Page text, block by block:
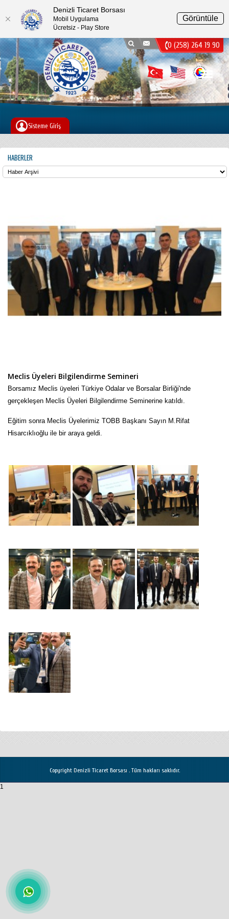
0 (258) 264 19 90
Sisteme Giriş
HABERLER
Meclis Üyeleri Bilgilendirme Semineri
Borsamız Meclis üyeleri Türkiye Odalar ve Borsalar Birliği'nde
gerçekleşen Meclis Üyeleri Bilgilendirme Seminerine katıldı.
Eğitim sonra Meclis Üyelerimiz TOBB Başkanı Sayın M.Rifat
Hisarcıklıoğlu ile bir araya geldi.
Copyright Denizli Ticaret Borsası . Tüm hakları saklıdır.
Menu
1
Denizli Ticaret Borsası
Mobil Uygulama
Ücretsiz - Play Store
Görüntüle